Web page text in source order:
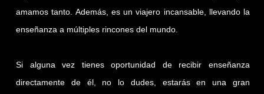
amamos tanto. Además, es un viajero incansable, llevando la
enseñanza a múltiples rincones del mundo.
Si alguna vez tienes oportunidad de recibir enseñanza
directamente de él, no lo dudes, estarás en una gran